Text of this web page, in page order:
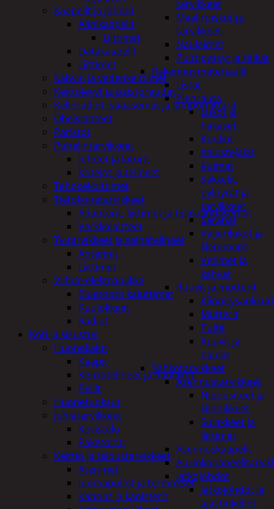
tarvikkeet
Maaliruiskut ja
tarvikkeet
Naulaimet
Pulttipyssyt ja räikät
Rakennusmateriaalit
Listat
Pienrauta
Lukot ja
hakaset
Koukut
Kalustejalat
Kulmat
Sakkelit,
pylpyrät ja
tarvikkeet
Saranat
Vaijerilukot ja
klemmarit
Vetimet ja
kahvat
Ruuvit ja mutterit
Mutterit
Pultit
Ruuvit ja
naulat
Sähkötarvikkeet
Asennustarvikkeet
Nippusiteet ja
kiinnikkeet
Sulakkeet ja
liittimet
Asennuskaapelit
Jatkojohdot
Jatkojohdot ja
ajastinkellot
Kaapelit ja johdot
Äänikaapelit
Liittimet
Datakaapelit
Liittimet
Kahvin ja vedenkeittimet
Keittolevyt ja paistoraudat
Kelloradiot, sääasemat ja lämpömittarit
Oheislaitteet
Paristot
Puhelintarvikkeet
Johdot ja laturit
Kotelot ja telineet
Tehosekoittimet
Tietokonetarvikkeet
Adapterit, liittimet ja telakointiasemat
Verkkolaitteet
Tv-tarvikkeet ja seinätelineet
Antennit
Liittimet
Viihde-elektroniikka
Bluetooth kaiuttimet
Kuulokkeet
Radiot
Koti ja sisustus
Huonekalut
Kaapit
Kenkätelineet ja naulakot
Peilit
Huonetuoksut
Juhlatarvikkeet
Koristelu
Paketointi
Keittiö ja taloustarvikkeet
Aterimet
Juomapullot ja termokset
Kannut ja kanisterit